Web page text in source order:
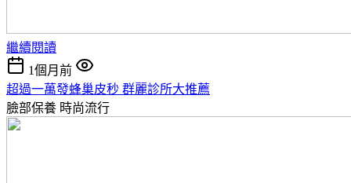
繼續閱讀
1個月前
超過一萬發蜂巢皮秒 群麗診所大推薦
臉部保養 時尚流行